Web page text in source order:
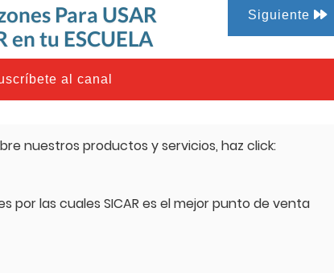
Para USAR
en tu ESCUELA
Siguiente
al canal
nuestros productos y servicios, haz click:
por las cuales SICAR es el mejor punto de venta